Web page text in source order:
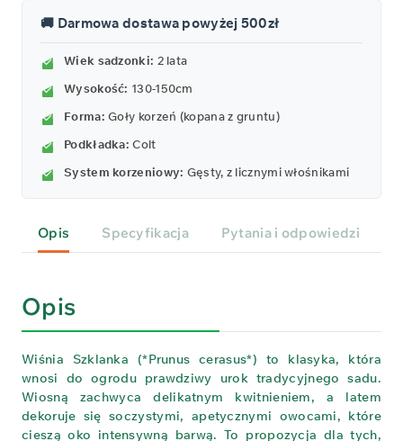
🚚 Darmowa dostawa powyżej 500zł
Wiek sadzonki: 2 lata
Wysokość: 130-150cm
Forma: Goły korzeń (kopana z gruntu)
Podkładka: Colt
System korzeniowy: Gęsty, z licznymi włośnikami
Opis Specyfikacja Pytania i odpowiedzi
Opis
Wiśnia Szklanka (*Prunus cerasus*) to klasyka, która
wnosi do ogrodu prawdziwy urok tradycyjnego sadu.
Wiosną zachwyca delikatnym kwitnieniem, a latem
dekoruje się soczystymi, apetycznymi owocami, które
cieszą oko intensywną barwą. To propozycja dla tych,